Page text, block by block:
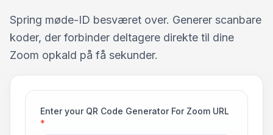
Spring møde-ID besværet over. Generer scanbare
koder, der forbinder deltagere direkte til dine
Zoom opkald på få sekunder.
Enter your QR Code Generator For Zoom URL
*